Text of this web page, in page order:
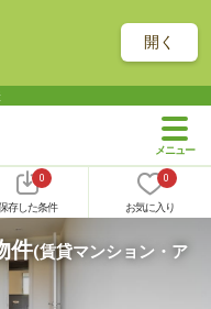
開く
0
存した条件
0
お気に入り
件(賃貸マンション・ア